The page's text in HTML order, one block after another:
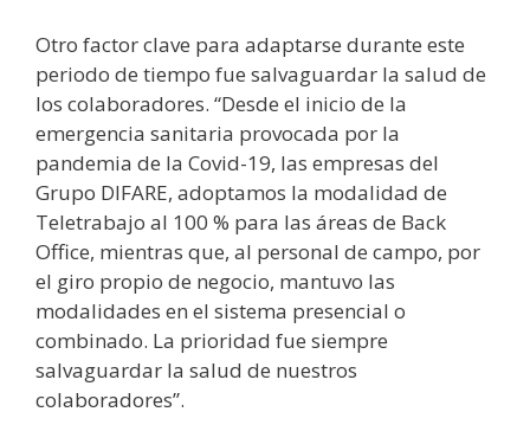
Otro factor clave para adaptarse durante este
periodo de tiempo fue salvaguardar la salud de
los colaboradores. “Desde el inicio de la
emergencia sanitaria provocada por la
pandemia de la Covid-19, las empresas del
Grupo DIFARE, adoptamos la modalidad de
Teletrabajo al 100 % para las áreas de Back
Office, mientras que, al personal de campo, por
el giro propio de negocio, mantuvo las
modalidades en el sistema presencial o
combinado. La prioridad fue siempre
salvaguardar la salud de nuestros
colaboradores”.